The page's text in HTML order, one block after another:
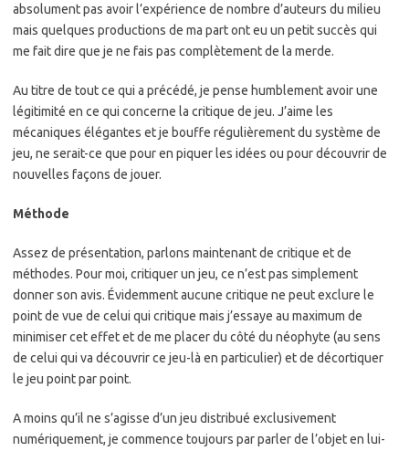
absolument pas avoir l’expérience de nombre d’auteurs du milieu
mais quelques productions de ma part ont eu un petit succès qui
me fait dire que je ne fais pas complètement de la merde.
Au titre de tout ce qui a précédé, je pense humblement avoir une
légitimité en ce qui concerne la critique de jeu. J’aime les
mécaniques élégantes et je bouffe régulièrement du système de
jeu, ne serait-ce que pour en piquer les idées ou pour découvrir de
nouvelles façons de jouer.
Méthode
Assez de présentation, parlons maintenant de critique et de
méthodes. Pour moi, critiquer un jeu, ce n’est pas simplement
donner son avis. Évidemment aucune critique ne peut exclure le
point de vue de celui qui critique mais j’essaye au maximum de
minimiser cet effet et de me placer du côté du néophyte (au sens
de celui qui va découvrir ce jeu-là en particulier) et de décortiquer
le jeu point par point.
A moins qu’il ne s’agisse d’un jeu distribué exclusivement
numériquement, je commence toujours par parler de l’objet en lui-